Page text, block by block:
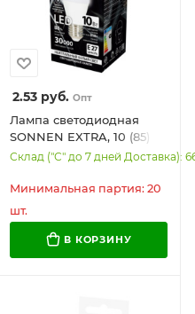
2.53руб. Опт
Лампа светодиодная
SONNEN EXTRA, 10 (85)
Вт, E27, шар,
30000 ч, LED G45-10W-
Склад ("С" до 7 дней Доставка):
Минимальная партия: 20
шт.
В КОРЗИНУ